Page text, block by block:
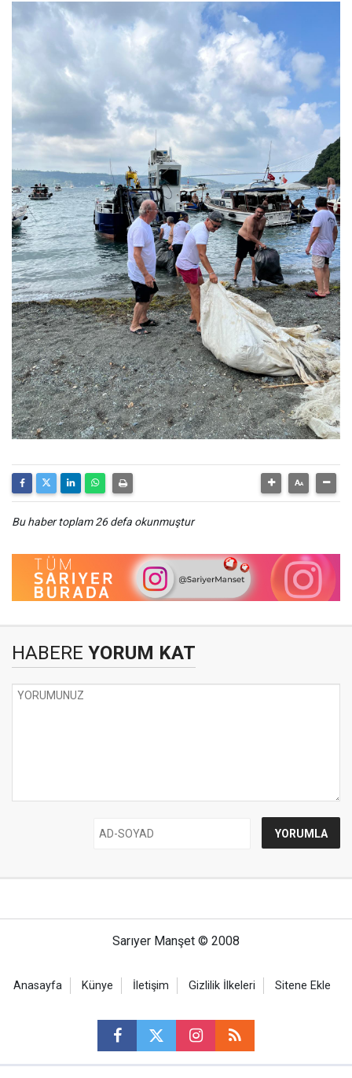
Bu haber toplam 26 defa okunmuştur
HABERE YORUM KAT
Sarıyer Manşet © 2008
Anasayfa Künye İletişim Gizlilik İlkeleri Sitene Ekle